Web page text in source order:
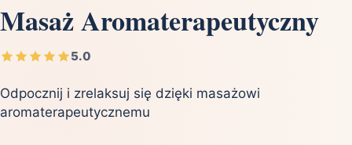
Masaż Aromaterapeutyczny
5.0
Odpocznij i zrelaksuj się dzięki masażowi
aromaterapeutycznemu